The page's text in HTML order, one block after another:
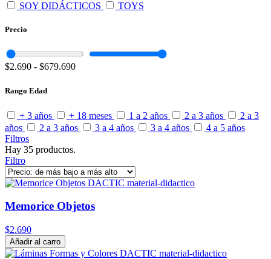
SOY DIDÁCTICOS
TOYS
Precio
$2.690 - $679.690
Rango Edad
+ 3 años + 18 meses 1 a 2 años 2 a 3 años
2 a 3
años
2 a 3 años 3 a 4 años 3 a 4 años
4 a 5 años
Filtros
Hay 35 productos.
Filtro
Memorice Objetos
$2.690
Añadir al carro